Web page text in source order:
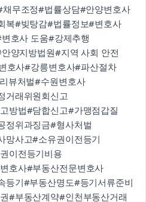
채무조정#법률상담#안양변호사
복#빚탕감#법률정보#변호사
호사 도움#강제추행
양지방법원#지역 사회 안전
호사#강릉변호사#파산절차
뷰처벌#수원변호사
거래위원회신고
방법#담합신고#가맹점갑질
정위과징금#형사처벌
망사고#소유권이전등기
이전등기비용
호사#부동산전문변호사
등기#부동산명도#등기서류준비
#부동산계약#인천부동산거래